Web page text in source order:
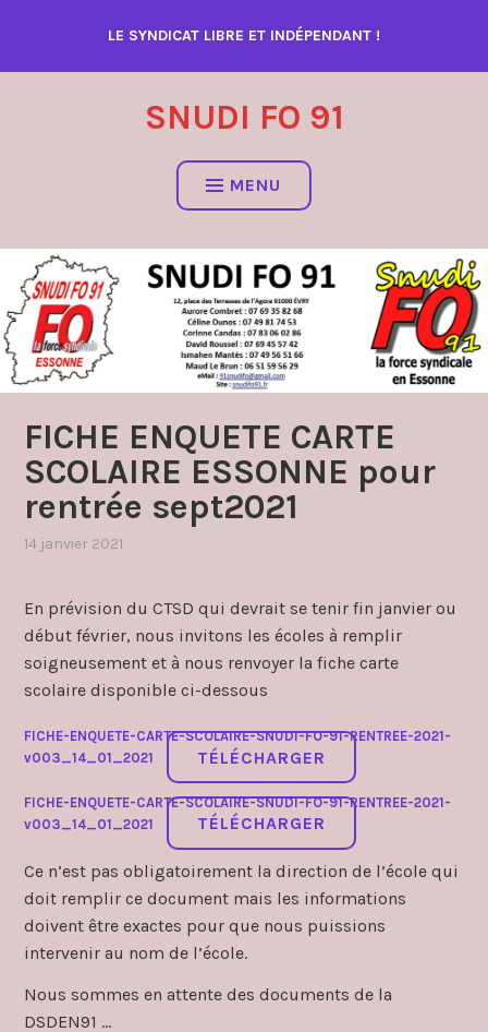
contenu
LE SYNDICAT LIBRE ET INDÉPENDANT !
SNUDI FO 91
MENU
FICHE ENQUETE CARTE
SCOLAIRE ESSONNE pour
rentrée sept2021
14 janvier 2021
carte
scolaire,
csa
sd
ctsd)
En prévision du CTSD qui devrait se tenir fin janvier ou
début février, nous invitons les écoles à remplir
soigneusement et à nous renvoyer la fiche carte
scolaire disponible ci-dessous
FICHE-ENQUETE-CARTE-SCOLAIRE-SNUDI-FO-91-RENTREE-2021-
v003_14_01_2021
TÉLÉCHARGER
FICHE-ENQUETE-CARTE-SCOLAIRE-SNUDI-FO-91-RENTREE-2021-
v003_14_01_2021
TÉLÉCHARGER
Ce n’est pas obligatoirement la direction de l’école qui
doit remplir ce document mais les informations
doivent être exactes pour que nous puissions
intervenir au nom de l’école.
Nous sommes en attente des documents de la
DSDEN91 …